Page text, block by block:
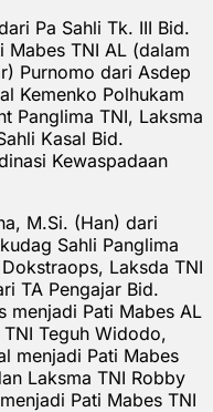
Pa Sahli Tk. III Bid.
Mabes TNI AL (dalam
Purnomo dari Asdep
Kemenko Polhukam
Panglima TNI, Laksma
Kasal Bid.
Kewaspadaan
M.Si. (Han) dari
Sahli Panglima
Laksda TNI
TA Pengajar Bid.
menjadi Pati Mabes AL
Teguh Widodo,
menjadi Pati Mabes
Laksma TNI Robby
Pati Mabes TNI